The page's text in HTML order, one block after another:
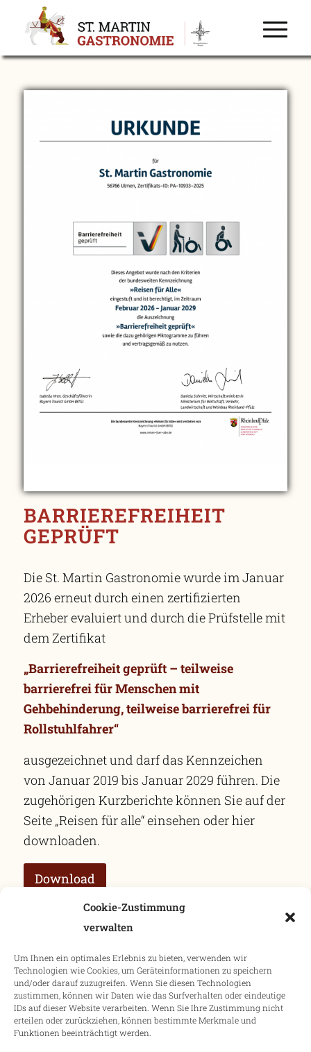
Cookie-Zustimmung
verwalten
Um Ihnen ein optimales Erlebnis zu bieten, verwenden wir
Technologien wie Cookies, um Geräteinformationen zu speichern
und/oder darauf zuzugreifen. Wenn Sie diesen Technologien
zustimmen, können wir Daten wie das Surfverhalten oder eindeutige
IDs auf dieser Website verarbeiten. Wenn Sie Ihre Zustimmung nicht
erteilen oder zurückziehen, können bestimmte Merkmale und
Funktionen beeinträchtigt werden.
BARRIEREFREIHEIT
GEPRÜFT
Die St. Martin Gastronomie wurde im Januar
2026 erneut durch einen zertifizierten
Erheber evaluiert und durch die Prüfstelle mit
dem Zertifikat
„Barrierefreiheit geprüft – teilweise
barrierefrei für Menschen mit
Gehbehinderung, teilweise barrierefrei für
Rollstuhlfahrer“
ausgezeichnet und darf das Kennzeichen
von Januar 2019 bis Januar 2029 führen. Die
zugehörigen Kurzberichte können Sie auf der
Seite „Reisen für alle“ einsehen oder hier
downloaden.
Download
Darüber hinaus liegen detaillierte
Menschen mit Hörbehinderung
Gehörlose Menschen
Menschen mit Sehbehinderung